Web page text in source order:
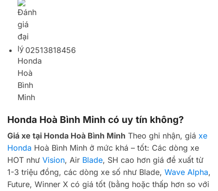
Honda Hoà Bình Minh có uy tín không?
Giá xe tại Honda Hoà Bình Minh
Honda
HOT nhưVision, Air
1-3 triệu đồng, các dòng xe số như Blade,
Future, Winner X có giá tốt (bằng hoặc thấp hơn so với
giá đề xuất từ nhà máy). Các dòng xe máy nhập khẩu
tại Hoà Bình Minh có giá tương đối ổn định. Giá xe
Đánh giá: 8/10 Tham khảo:Bảng giá xe Honda Ưu
điểm của Honda Hoà Bình Minh
Là cửa hàng chính hãng của Honda, chất lượng sản
phẩm tốt, không có tình trạng thay đổi kiểu xe, phụ
kiện xe
Đa dạng HEAD: Honda, Yamaha, Piaggio, tổng hợp